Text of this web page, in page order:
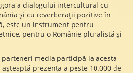
a dialogului intercultural cu
și cu reverberații pozitive în
este un instrument pentru
pentru o Românie pluralistă și
media participă la acesta
prezența a peste 10.000 de